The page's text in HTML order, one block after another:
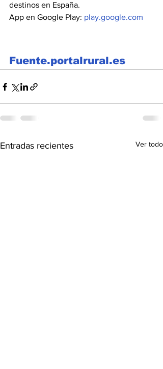
destinos en España.
App en Google Play: play.google.com
Fuente.portalrural.es
Entradas recientes Ver todo